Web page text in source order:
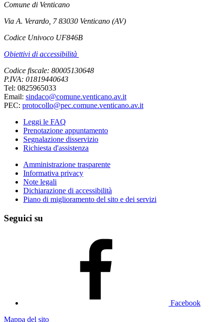
Comune di Venticano
Via A. Verardo, 7 83030 Venticano (AV)
Codice Univoco UF846B
Obiettivi di accessibilità
Codice fiscale: 80005130648
P.IVA: 01819440643
Tel: 0825965033
Email: sindaco@comune.venticano.av.it
PEC: protocollo@pec.comune.venticano.av.it
Leggi le FAQ
Prenotazione appuntamento
Segnalazione disservizio
Richiesta d'assistenza
Amministrazione trasparente
Informativa privacy
Note legali
Dichiarazione di accessibilità
Piano di miglioramento del sito e dei servizi
Seguici su
Facebook
Mappa del sito